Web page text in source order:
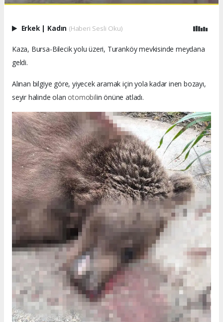
Erkek | Kadın (Haberi Sesli Oku)
Kaza, Bursa-Bilecik yolu üzeri, Turanköy mevkisinde meydana
geldi.
Alınan bilgiye göre, yiyecek aramak için yola kadar inen bozayı,
seyir halinde olan otomobilin önüne atladı.